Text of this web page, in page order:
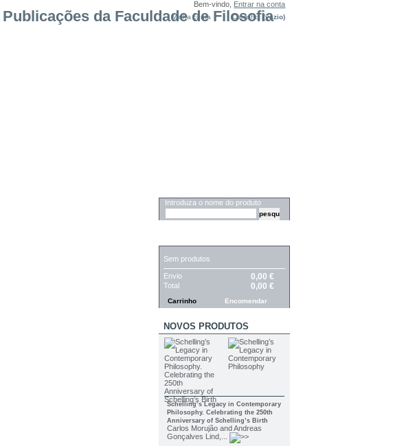
Bem-vindo, Entrar na conta
Carrinho: (vazio)
Minha conta
Introduza o nome do produto
Sem produtos
Envio 0,00 €
Total 0,00 €
Carrinho Encomendar
NOVOS PRODUTOS
Schelling’s Legacy in Contemporary
Philosophy. Celebrating the 250th
Anniversary of Schelling’s Birth
Carlos Morujão and Andreas
Gonçalves Lind,...